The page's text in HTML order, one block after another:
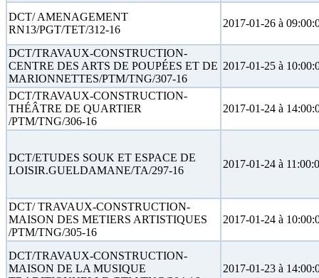
DCT/ AMENAGEMENT
RN13/PGT/TET/312-16
2017-01-26 à
DCT/TRAVAUX-CONSTRUCTION-
CENTRE DES ARTS DE POUPÉES ET DE
MARIONNETTES/PTM/TNG/307-16
2017-01-25 à
DCT/TRAVAUX-CONSTRUCTION-
THÉÂTRE DE QUARTIER
/PTM/TNG/306-16
2017-01-24 à
DCT/ETUDES SOUK ET ESPACE DE
LOISIR.GUELDAMANE/TA/297-16
2017-01-24 à
DCT/ TRAVAUX-CONSTRUCTION-
MAISON DES METIERS ARTISTIQUES
/PTM/TNG/305-16
2017-01-24 à
DCT/TRAVAUX-CONSTRUCTION-
MAISON DE LA MUSIQUE
2017-01-23 à